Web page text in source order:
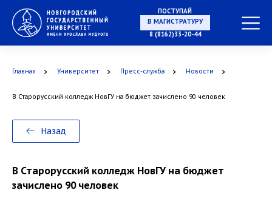
ПОСТУПАЙ
В МАГИСТРАТУРУ
8 (8162)33-20-44
Главная Университет Пресс-служба Новости
В Старорусский колледж НовГУ на бюджет зачислено 90 человек
Назад
В Старорусский колледж НовГУ на бюджет
зачислено 90 человек